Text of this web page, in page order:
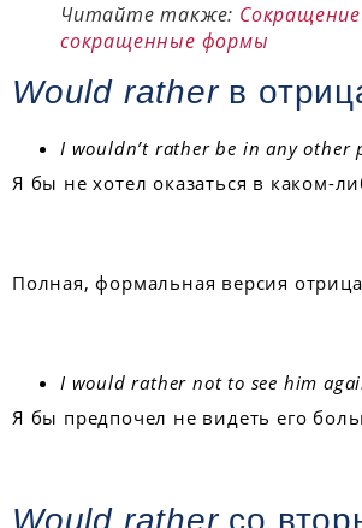
Читайте также:
сокращенные формы
Would ratherв
I wouldn’t rather be in any other
Я бы не хотел оказаться в каком-
Полная, формальная версия
I would rather not to see him
Я бы предпочел не видеть его
Would ratherсо